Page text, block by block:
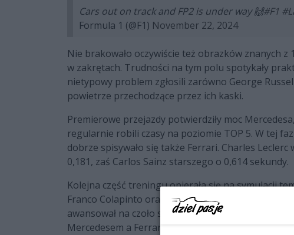
Cars out on track and FP2 is under way 🙌#F1
Formula 1 (@F1) November 22, 2024
Nie brakowało oczywiście też obrazków znanych
w zakrętach. Trudności na tym polu spotykały
nietypowy problem zgłosili zarówno George
powietrze przechodzące przez ich kaski.
Premierowe przejazdy potwierdziły moc
regularnie robili czasy na poziomie TOP 5. W tej
dobrze spisywało się także Ferrari. Charles Leclerc
0,181, zaś Carlos Sainz starszego o 0,614 sekundy.
Kolejna część treningu opierała się na symulacji
Franco Colapinto oraz Lance Stroll. Z czołówki
awansował na czoło stawki. Początkowo wszystko
Mercedesem a Ferrari, ale wmieszał się w nią